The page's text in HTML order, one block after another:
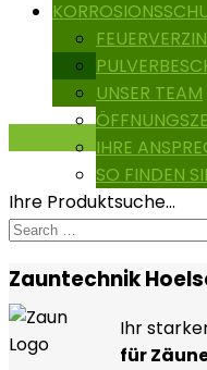
UNSER TEAM
IHRE
SO FINDEN
Ihre Produktsuche...
Zauntechnik
Ihr
für